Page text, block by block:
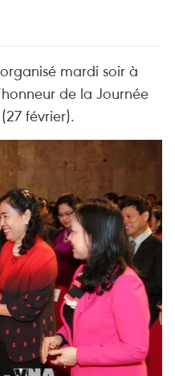
mardi soir à
de la Journée
février).